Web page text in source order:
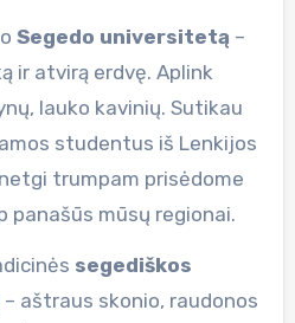
Segedo universitetą –
ir atvirą erdvę. Aplink
lauko kavinių. Sutikau
studentus iš Lenkijos
trumpam prisėdome
panašūs mūsų regionai.
segediškos
– aštraus skonio, raudonos